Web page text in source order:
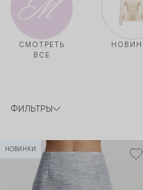
СМОТРЕТЬ
ВСЕ
ФИЛЬТРЫ
НОВИНКИ